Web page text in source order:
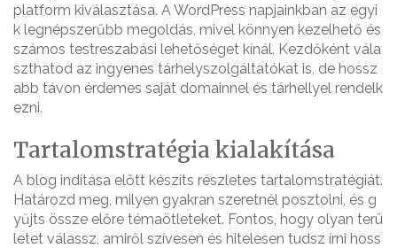
platform kiválasztása. A WordPress napjainkban az egyi
k legnépszerűbb megoldás, mivel könnyen kezelhető és
számos testreszabási lehetőséget kínál. Kezdőként vála
szthatod az ingyenes tárhelyszolgáltatókat is, de hossz
abb távon érdemes saját domainnel és tárhellyel rendelk
ezni.
Tartalomstratégia kialakítása
A blog indítása előtt készíts részletes tartalomstratégiát.
Határozd meg, milyen gyakran szeretnél posztolni, és g
yűjts össze előre témaötleteket. Fontos, hogy olyan terü
letet válassz, amiről szívesen és hitelesen tudsz írni hoss